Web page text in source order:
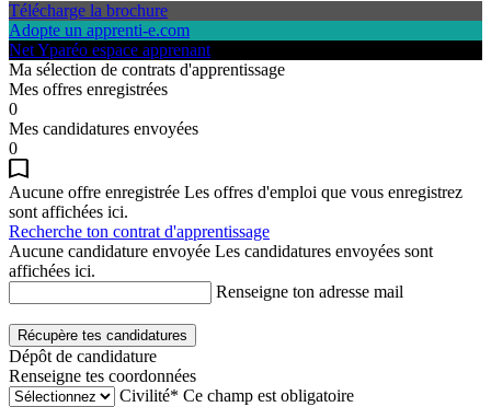
Télécharge la brochure
Adopte un apprenti-e.com
Net Yparéo espace apprenant
Ma sélection de contrats d'apprentissage
Mes offres enregistrées
0
Mes candidatures envoyées
0
Aucune offre enregistrée Les offres d'emploi que vous enregistrez
sont affichées ici.
Recherche ton contrat d'apprentissage
Aucune candidature envoyée Les candidatures envoyées sont
affichées ici.
Renseigne ton adresse mail
Récupère tes candidatures
Dépôt de candidature
Renseigne tes coordonnées
Civilité* Ce champ est obligatoire